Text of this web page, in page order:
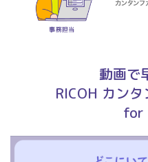
動画で
RICOH カン
for